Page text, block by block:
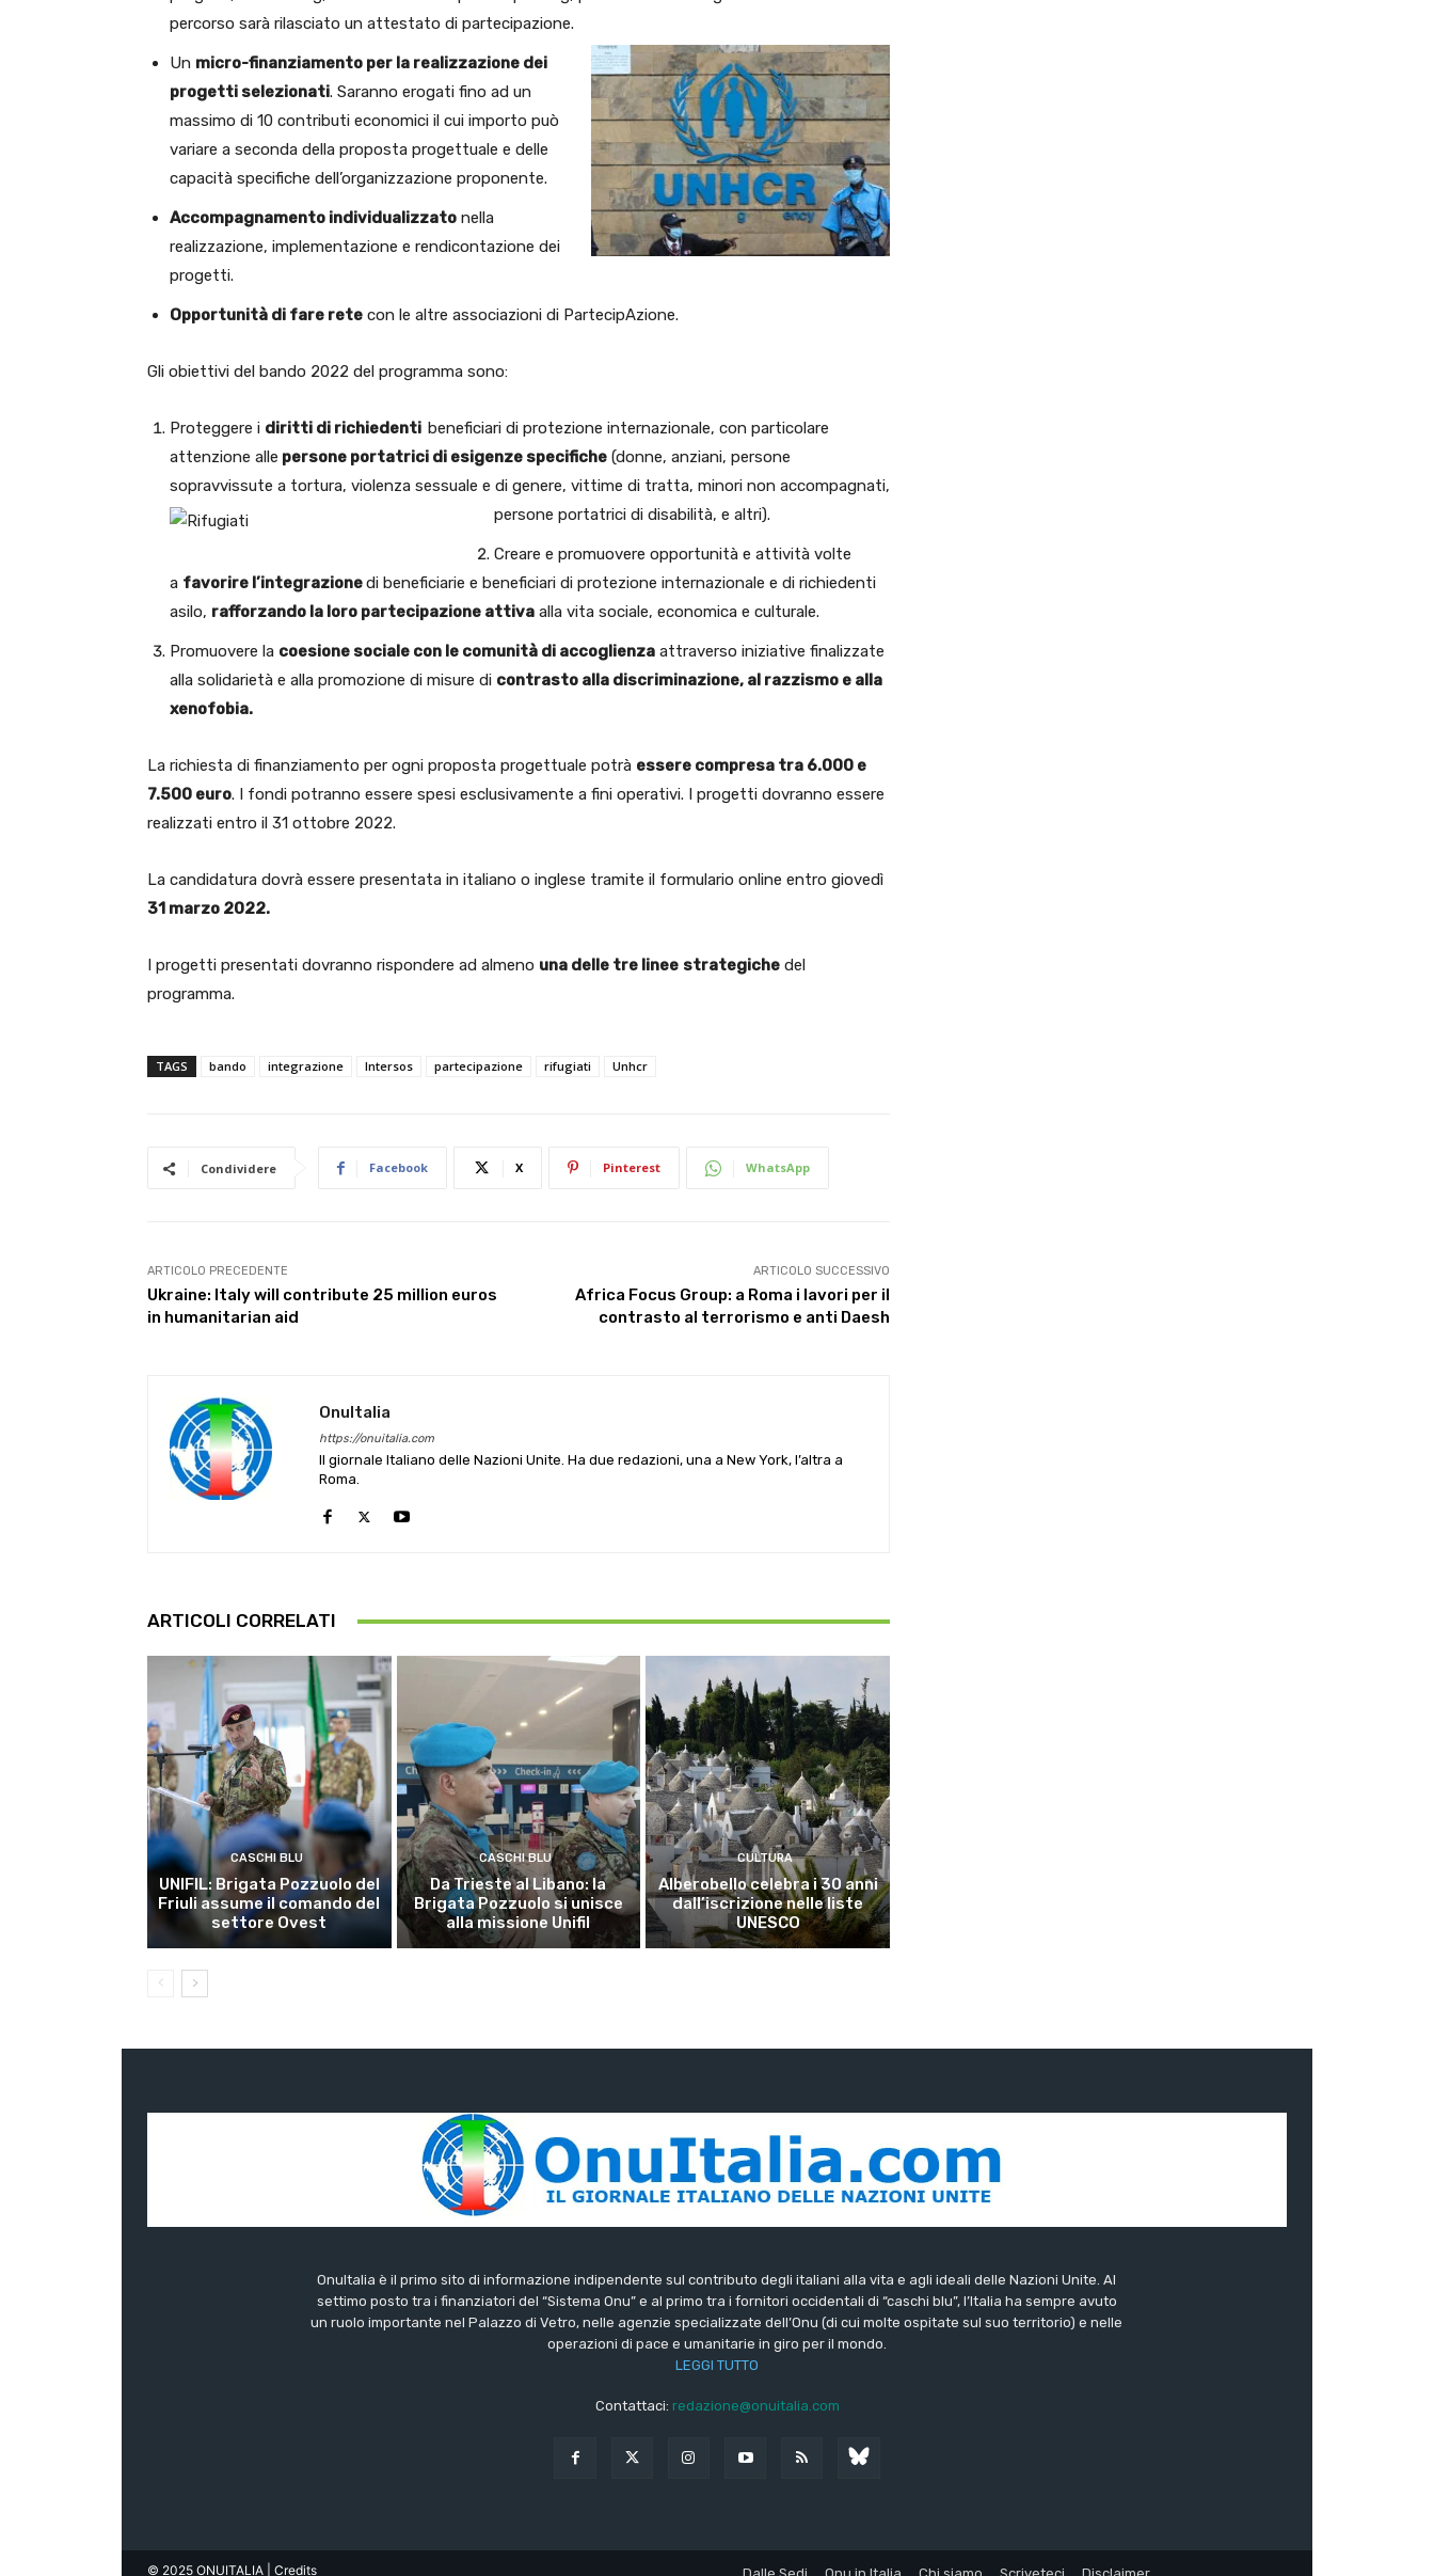
percorso sarà rilasciato un attestato di partecipazione.
Un micro-finanziamento per la realizzazione dei
progetti selezionati. Saranno erogati fino ad un
massimo di 10 contributi economici il cui importo può
variare a seconda della proposta progettuale e delle
capacità specifiche dell’organizzazione proponente.
Accompagnamento individualizzato nella
realizzazione, implementazione e rendicontazione dei
progetti.
Opportunità di fare rete con le altre associazioni di PartecipAzione.
Gli obiettivi del bando 2022 del programma sono:
Proteggere i diritti di richiedenti beneficiari di protezione internazionale, con particolare
attenzione alle persone portatrici di esigenze specifiche (donne, anziani, persone
sopravvissute a tortura, violenza sessuale e di genere, vittime di tratta, minori non accompagnati,
persone portatrici di disabilità, e altri).
Creare e promuovere opportunità e attività volte
a favorire l’integrazionedi beneficiarie e beneficiari di protezione internazionale e di richiedenti
asilo, rafforzando la loro partecipazione attiva alla vita sociale, economica e culturale.
Promuovere la coesione sociale con le comunità di accoglienza attraverso iniziative finalizzate
alla solidarietà e alla promozione di misure di contrasto alla discriminazione, al razzismo e alla
xenofobia.
La richiesta di finanziamento per ogni proposta progettuale potrà essere compresa tra 6.000 e
7.500 euro. I fondi potranno essere spesi esclusivamente a fini operativi. I progetti dovranno essere
realizzati entro il 31 ottobre 2022.
La candidatura dovrà essere presentata in italiano o inglese tramite il formulario online entro giovedì
31 marzo 2022.
I progetti presentati dovranno rispondere ad almeno una delle tre linee strategiche del
programma.
TAGS bando integrazione Intersos partecipazione rifugiati Unhcr
Condividere Facebook X Pinterest WhatsApp
ARTICOLO PRECEDENTE
Ukraine: Italy will contribute 25 million euros
in humanitarian aid
ARTICOLO SUCCESSIVO
Africa Focus Group: a Roma i lavori per il
contrasto al terrorismo e anti Daesh
OnuItalia
https://onuitalia.com
Il giornale Italiano delle Nazioni Unite. Ha due redazioni, una a New York, l’altra a
Roma.
ARTICOLI CORRELATI
CASCHI BLU
UNIFIL: Brigata Pozzuolo del
Friuli assume il comando del
settore Ovest
CASCHI BLU
Da Trieste al Libano: la
Brigata Pozzuolo si unisce
alla missione Unifil
CULTURA
Alberobello celebra i 30 anni
dall’iscrizione nelle liste
UNESCO
OnuItalia è il primo sito di informazione indipendente sul contributo degli italiani alla vita e agli ideali delle Nazioni Unite. Al
settimo posto tra i finanziatori del “Sistema Onu” e al primo tra i fornitori occidentali di “caschi blu”, l’Italia ha sempre avuto
un ruolo importante nel Palazzo di Vetro, nelle agenzie specializzate dell’Onu (di cui molte ospitate sul suo territorio) e nelle
operazioni di pace e umanitarie in giro per il mondo.
LEGGI TUTTO
Contattaci: redazione@onuitalia.com
© 2025 ONUITALIA | Credits